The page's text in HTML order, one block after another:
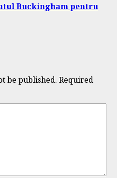
Buckingham pentru
be published. Required